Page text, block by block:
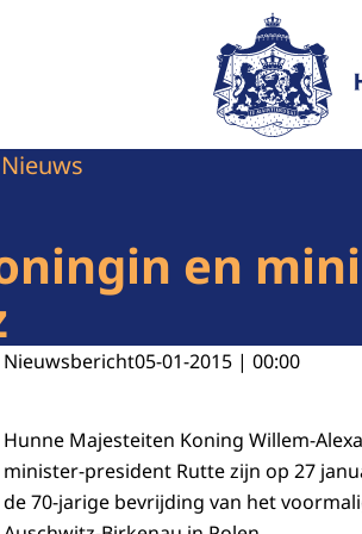
Naar de
Nieuws
en
Nieuwsbericht05-01-2015 | 00:00
Hunne Majesteiten Koning Willem-
minister-president Rutte zijn op 27
de 70-jarige bevrijding van het